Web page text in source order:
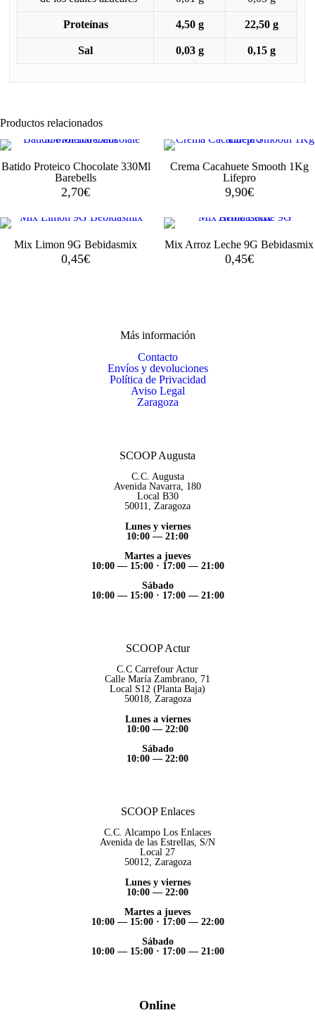
Proteínas 4,50 g 22,50 g
Sal 0,03 g 0,15 g
Productos relacionados
Batido Proteico Chocolate 330Ml
Barebells
2,70€
Crema Cacahuete Smooth 1Kg
Lifepro
9,90€
Mix Limon 9G Bebidasmix
0,45€
Mix Arroz Leche 9G Bebidasmix
0,45€
Más información
Contacto
Envíos y devoluciones
Política de Privacidad
Aviso Legal
Zaragoza
SCOOP Augusta
C.C. Augusta
Avenida Navarra, 180
Local B30
50011, Zaragoza
Lunes y viernes
10:00 — 21:00
Martes a jueves
10:00 — 15:00 · 17:00 — 21:00
Sábado
10:00 — 15:00 · 17:00 — 21:00
SCOOP Actur
C.C Carrefour Actur
Calle María Zambrano, 71
Local S12 (Planta Baja)
50018, Zaragoza
Lunes a viernes
10:00 — 22:00
Sábado
10:00 — 22:00
SCOOP Enlaces
C.C. Alcampo Los Enlaces
Avenida de las Estrellas, S/N
Local 27
50012, Zaragoza
Lunes y viernes
10:00 — 22:00
Martes a jueves
10:00 — 15:00· 17:00 — 22:00
Sábado
10:00 — 15:00· 17:00 — 21:00
Online